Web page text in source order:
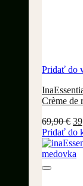
Pridať do
Crème de
69,90€
Pridať do